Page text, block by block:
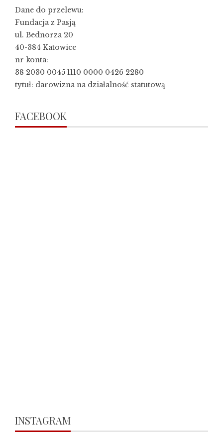
Dane do przelewu:
Fundacja z Pasją
ul. Bednorza 20
40-384 Katowice
nr konta:
38 2030 0045 1110 0000 0426 2280
tytuł: darowizna na działalność statutową
FACEBOOK
INSTAGRAM